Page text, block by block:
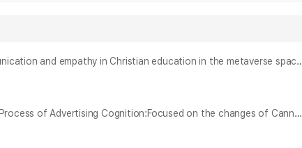
뉴미디어 생태계 메타버스 공간에서 기독교교육의 소통과 공감 가능성 연구 : 리꾀르 해석학의 자기 이해를 토대로 = A study on the possibility
뉴미디어가 광고 인지 프로세스에 미치는 영향 연구 : 칸 광고제에서 중국 수상작 변화를 중심으로 = Research on the Influence of New Media on the Process of Advertising Cognition:Focused on the changes of Cannes China award-winning works